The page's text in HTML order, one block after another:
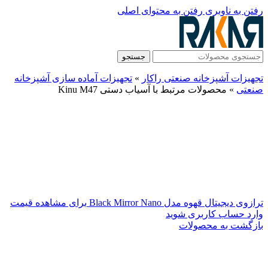
رفتن به ناوبری رفتن به محتوای اصلی
جستجو
تجهیزات آشپزخانه صنعتی راکار » تجهیزات آماده سازی آشپزخانه
صنعتی » محصولات مرتبط با آسیاب دستی Kinu M47
ترازوی دیجیتال قهوه مدل Black Mirror Nano
برای مشاهده قیمت
وارد حساب کاربری شوید
بازگشت به محصولات